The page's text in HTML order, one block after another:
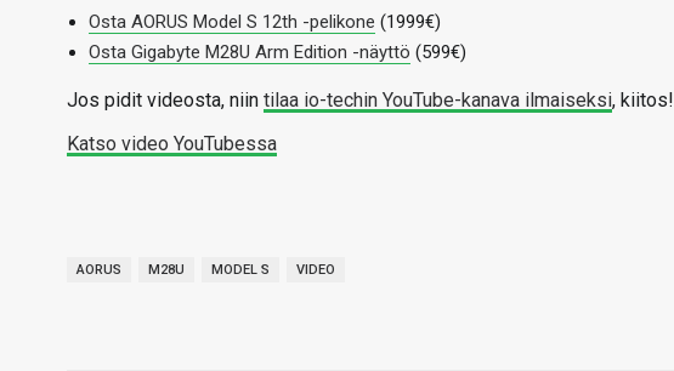
Osta AORUS Model S 12th -pelikone (1999€)
Osta Gigabyte M28U Arm Edition -näyttö (599€)
Jos pidit videosta, niin tilaa io-techin YouTube-kanava ilmaiseksi, kiitos!
Katso video YouTubessa
AORUS M28U MODEL S VIDEO